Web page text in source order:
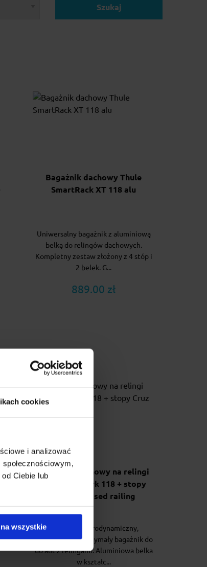
cookies
i analizować
Ciebie lub
wszystkie
Szukaj
Bagażnik dachowy Thule
SmartRack XT 118 alu
Uniwersalny bagażnik z aluminiową
belką do relingów dachowych.
Kompletny zestaw złożony z 4 stóp i
2 belek. G...
889.00 zł
Bagażnik dachowy na relingi
Cruz Airo Dark 118 + stopy
Cruz fix raised railing
ruz Airo to aerodynamiczny,
estetyczny i wytrzymały bagażnik do
do aut z relingami. Aluminiowa belka
w kształc...